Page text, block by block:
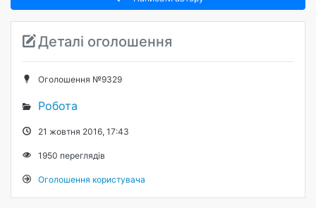
Деталі оголошення
Оголошення №9329
Робота
21 жовтня 2016, 17:43
1950 переглядів
Оголошення користувача